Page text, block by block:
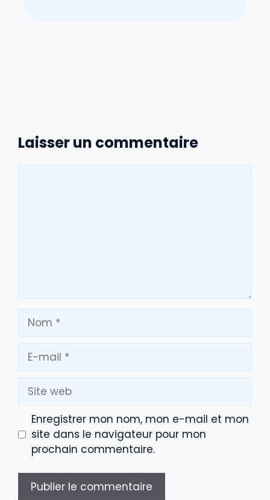
Laisser un commentaire
Nom
mail
Site
web
Enregistrer mon nom, mon e-mail et mon
site dans le navigateur pour mon
prochain commentaire.